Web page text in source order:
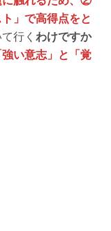
」で高得点をと
行く わけですか
強い意志」と「覚